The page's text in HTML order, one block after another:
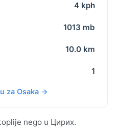
4 kph
1013 mb
10.0 km
1
za Osaka →
nego u Цирих.